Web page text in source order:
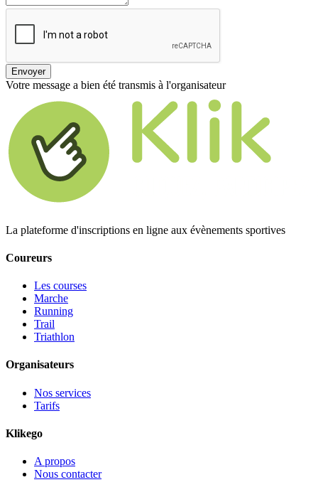
Envoyer
Votre message a bien été transmis à l'organisateur
La plateforme d'inscriptions en ligne aux évènements sportives
Coureurs
Les courses
Marche
Running
Trail
Triathlon
Organisateurs
Nos services
Tarifs
Klikego
A propos
Nous contacter